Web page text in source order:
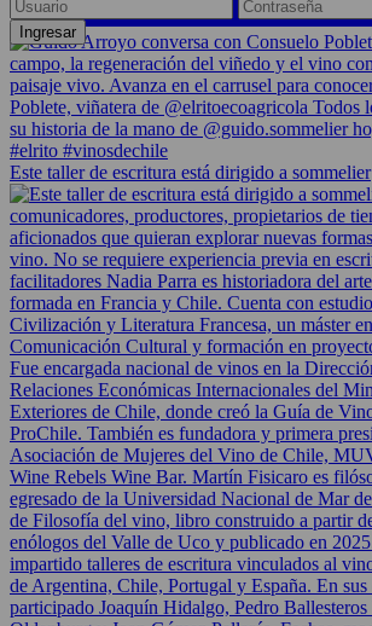
Este taller de escritura está dirigido a sommelier